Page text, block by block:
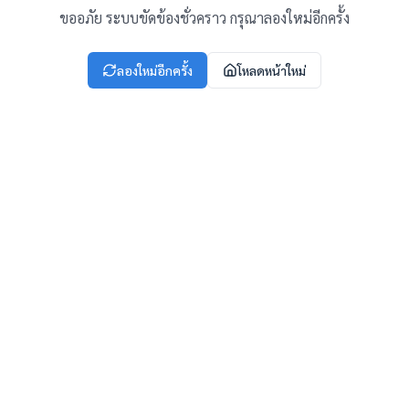
ขออภัย ระบบขัดข้องชั่วคราว กรุณาลองใหม่อีกครั้ง
ลองใหม่อีกครั้ง โหลดหน้าใหม่